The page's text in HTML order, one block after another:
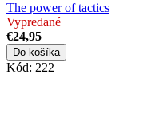
The power of tactics
Vypredané
€24,95
Do košíka
Kód: 222